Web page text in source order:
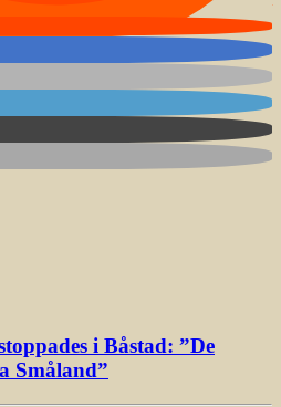
i Båstad: ”De
Småland”